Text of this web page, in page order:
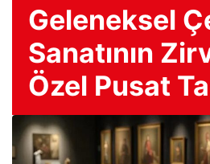
Geleneksel
Sanatının
Özel Pusat